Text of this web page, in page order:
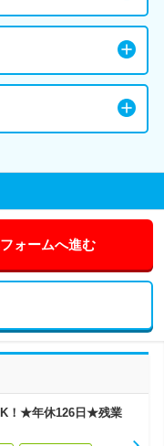
ォームへ進む
！★年休126日★残業